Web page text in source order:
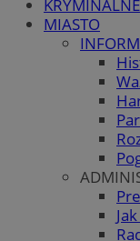
KRYMINALNE
MIASTO